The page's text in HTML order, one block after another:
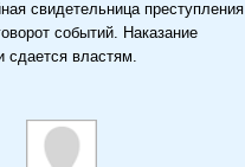
свидетельница преступления
событий. Наказание
сдается властям.